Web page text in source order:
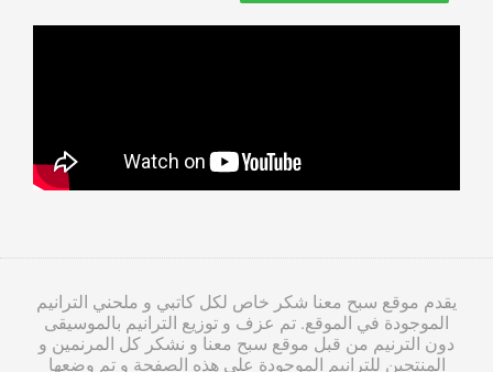
يقدم موقع سبح معنا شكر خاص لكل كاتبي و ملحني الترانيم
الموجودة في الموقع. تم عزف و توزيع الترانيم بالموسيقى
دون الترنيم من قبل موقع سبح معنا و نشكر كل المرنمين و
المنتجين للترانيم الموجودة على هذه الصفحة و تم وضعها